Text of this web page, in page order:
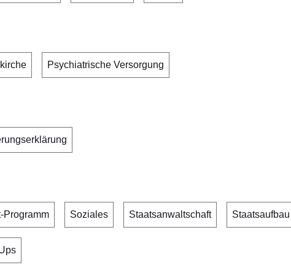
Psychiatrische Versorgung
Programm Soziales Staatsanwaltschaft Staatsaufbau